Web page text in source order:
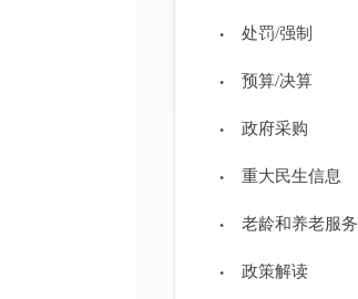
处罚/强制
预算/决算
政府采购
重大民生信息
老龄和养老服务
政策解读